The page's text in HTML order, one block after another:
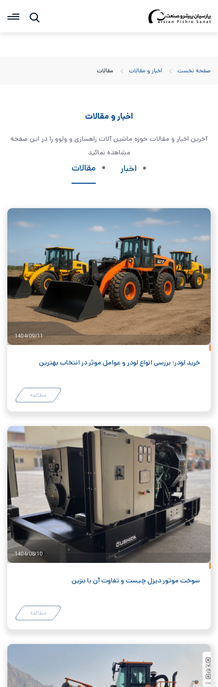
صفحه نخست اخبار و مقالات مقالات
اخبار و مقالات
آخرین اخبار و مقالات حوزه ماشین آلات راهسازی و ولوو را در این صفحه
مشاهده نمائید
اخبار مقالات
1404/09/11
خرید لودر؛ بررسی انواع لودر و عوامل موثر در انتخاب بهترین
مطالعه
1404/08/10
سوخت موتور دیزل چیست و تفاوت آن با بنزین
مطالعه